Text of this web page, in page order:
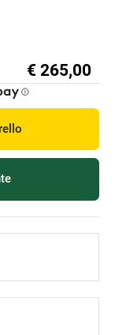
€ 265,00